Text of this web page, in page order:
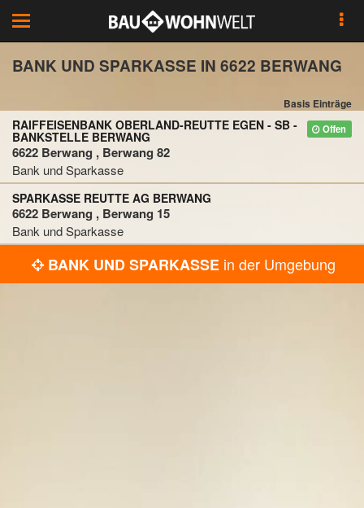
Toggle
navigation
BANK UND SPARKASSE IN 6622 BERWANG
Basis Einträge
Offen
RAIFFEISENBANK OBERLAND-REUTTE EGEN - SB -
BANKSTELLE BERWANG
6622 Berwang , Berwang 82
Bank und Sparkasse
SPARKASSE REUTTE AG BERWANG
6622 Berwang , Berwang 15
Bank und Sparkasse
BANK UND SPARKASSE in der Umgebung